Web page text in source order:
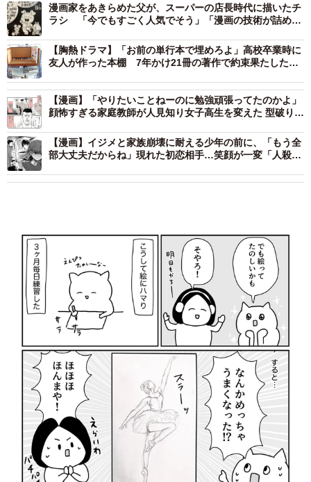
漫画家をあきらめた父が、スーパーの店長時代に描いたチ
ラシ 「今でもすごく人気でそう」「漫画の技術が詰め込
【胸熱ドラマ】「お前の単行本で埋めろよ」高校卒業時に
友人が作った本棚 7年かけ21冊の著作で約束果たした
【漫画】「やりたいことねーのに勉強頑張ってたのかよ」
顔怖すぎる家庭教師が人見知り女子高生を変えた 型破り
【漫画】イジメと家族崩壊に耐える少年の前に、「もう全
部大丈夫だからね」現れた初恋相手…笑顔が一変「人殺し